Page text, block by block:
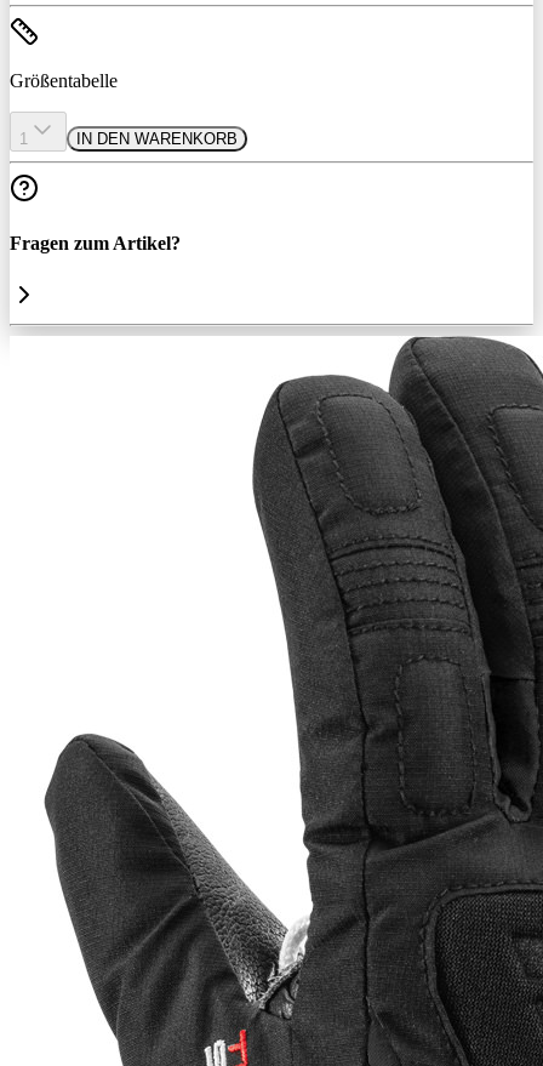
Größentabelle
1 IN DEN WARENKORB
Fragen zum Artikel?